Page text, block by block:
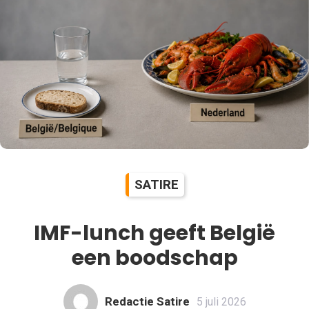
SATIRE
IMF-lunch geeft België
een boodschap
Redactie Satire 5 juli 2026